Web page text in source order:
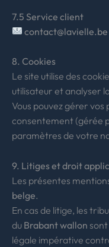
7.5 Service client
contact@lavielle.be
8. Cookies
Le site utilise des
utilisateur et analyser
Vous pouvez gérer
consentement (gérée
paramètres de votre
9. Litiges et droit
Les présentes
belge.
En cas de litige, les
du Brabant wallon
légale impérative